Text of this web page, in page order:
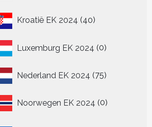
Kroatië EK 2024 4040
Luxemburg EK 2024 00
Nederland EK 2024 7575
Noorwegen EK 2024 00